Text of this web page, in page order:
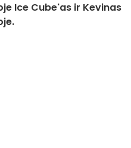
Ice Cube'as ir Kevinas